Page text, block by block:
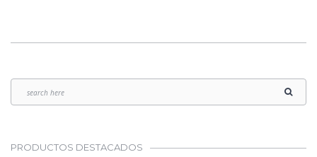
PRODUCTOS DESTACADOS